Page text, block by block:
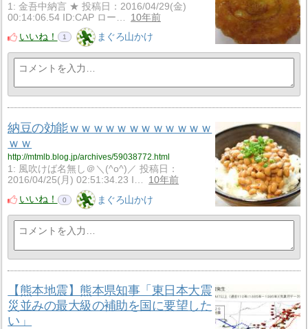
1: 金吾中納言 ★ 投稿日：2016/04/29(金)
00:14:06.54 ID:CAP ロー…
10年前
いいね！
1 まぐろ山かけ
納豆の効能ｗｗｗｗｗｗｗｗｗｗｗｗ
ｗｗ
http://mtmlb.blog.jp/archives/59038772.html
1: 風吹けば名無し＠＼(^o^)／ 投稿日：
2016/04/25(月) 02:51:34.23 I…
10年前
いいね！
0 まぐろ山かけ
【熊本地震】熊本県知事「東日本大震
災並みの最大級の補助を国に要望した
い」